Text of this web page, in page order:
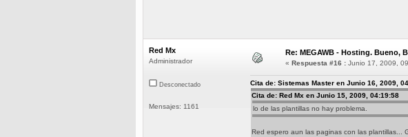
Red Mx
Administrador
Desconectado
Mensajes: 1161
Re: MEGAWB - Hosting. Bueno,
« Respuesta #16 : Junio 17, 2009,
Cita de: Sistemas Master en Junio 16, 2009,
Cita de: Red Mx en Junio 15, 2009, 04:19:58
lo de las plantillas no hay problema.
Red espero aun las paginas con las plantillas...